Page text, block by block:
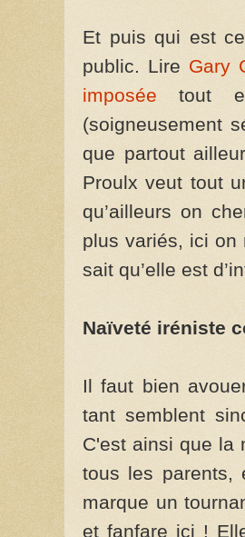
Et puis qui est
public. Lire Gary
imposée tout
(soigneusement
que partout
Proulx veut tout
qu’ailleurs on
plus variés, ici on
sait qu’elle est
Naïveté iréniste
Il faut bien
tant semblent
C'est ainsi que la
tous les parents,
marque un
et fanfare ici !